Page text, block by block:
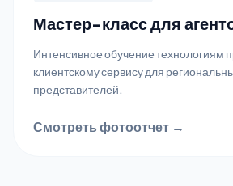
Мастер-класс для
Интенсивное обучение технологиям
клиентскому сервису для
представителей.
Смотреть фотоотчет →